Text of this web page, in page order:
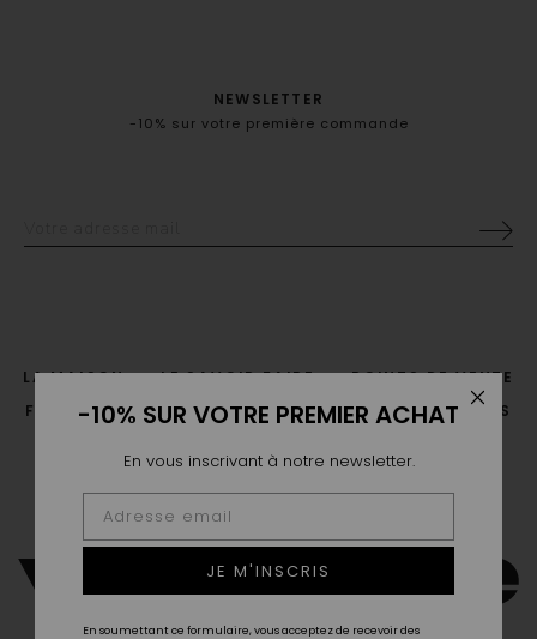
NEWSLETTER
-10% sur votre première commande
LA MAISON LE SAVOIR FAIRE
POINTS DE VENTE
FAQ
LIVRAISON & RETOUR
GUIDE DES TAILLES
-10% SUR VOTRE PREMIER ACHAT
En vous inscrivant à notre newsletter.
JE M'INSCRIS
En soumettant ce formulaire, vous acceptez de recevoir des